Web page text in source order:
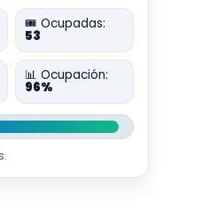
🎟️ Ocupadas:
53
📊 Ocupación:
96%